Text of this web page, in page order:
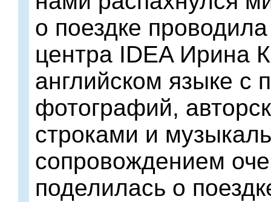
о поездке
центра IDEA Ирина
английском языке с
фотографий,
строками и
сопровождением
поделилась о